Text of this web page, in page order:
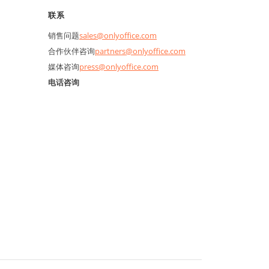
联系
销售问题sales@onlyoffice.com
合作伙伴咨询partners@onlyoffice.com
媒体咨询press@onlyoffice.com
电话咨询